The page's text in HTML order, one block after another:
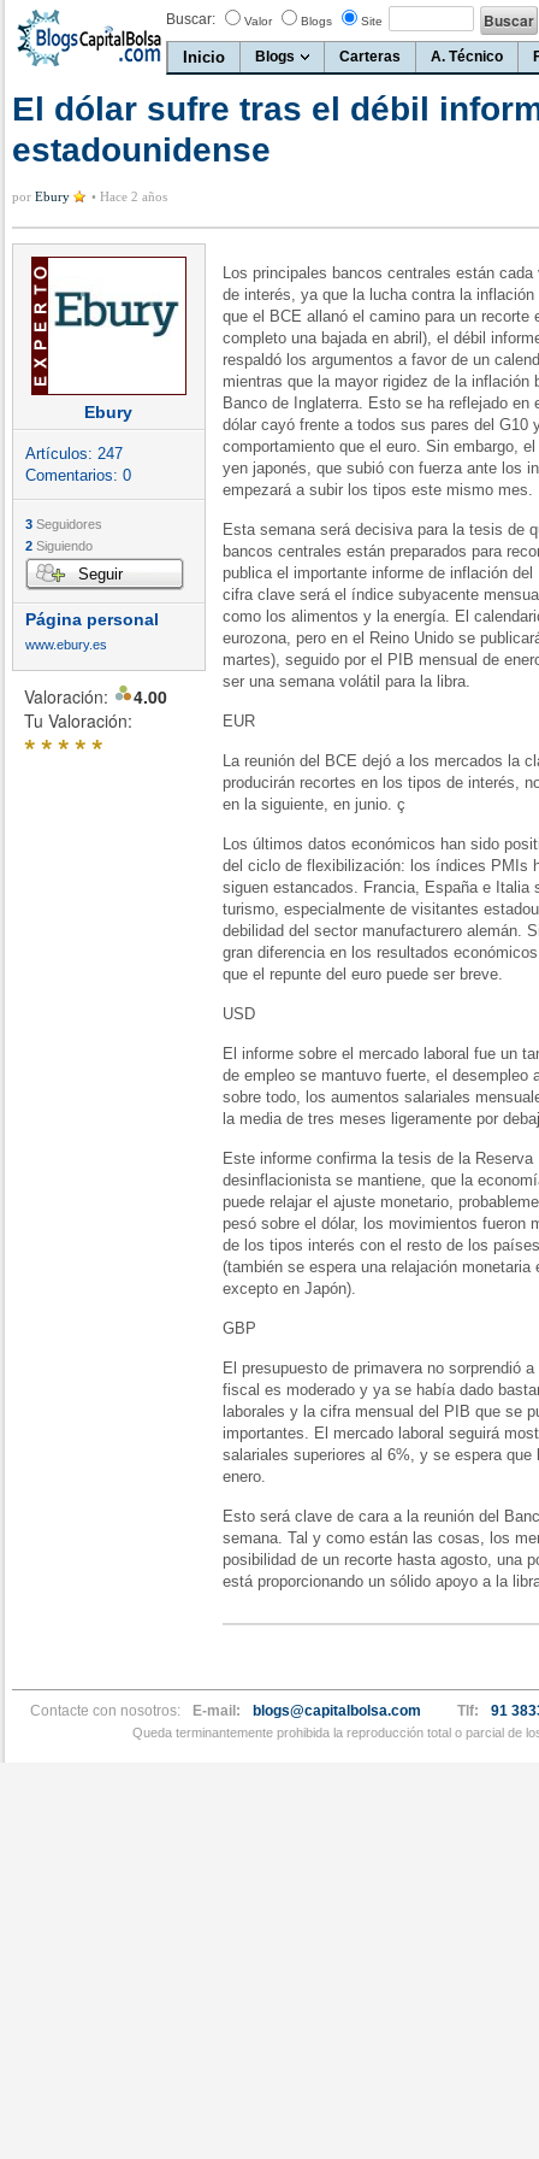
Buscar: Valor Blogs Site
Inicio Blogs Carteras A. Técnico
El dólar sufre tras el débil
estadounidense
por Ebury • Hace 2 años
Ebury
Artículos: 247
Comentarios: 0
3 Seguidores
2 Siguiendo
Seguir
Página personal
www.ebury.es
Valoración:
4.00
Tu Valoración:
*****
Los principales bancos centrales están
de interés, ya que la lucha contra la
que el BCE allanó el camino para un recorte
completo una bajada en abril), el débil
respaldó los argumentos a favor de un
mientras que la mayor rigidez de la inflación
Banco de Inglaterra. Esto se ha reflejado
dólar cayó frente a todos sus pares del G10
comportamiento que el euro. Sin embargo,
yen japonés, que subió con fuerza ante los
empezará a subir los tipos este mismo mes.
Esta semana será decisiva para la tesis de
bancos centrales están preparados para
publica el importante informe de inflación
cifra clave será el índice subyacente
como los alimentos y la energía. El
eurozona, pero en el Reino Unido se
martes), seguido por el PIB mensual de
ser una semana volátil para la libra.
EUR
La reunión del BCE dejó a los mercados la
producirán recortes en los tipos de interés,
en la siguiente, en junio. ç
Los últimos datos económicos han sido
del ciclo de flexibilización: los índices PMIs
siguen estancados. Francia, España e Italia
turismo, especialmente de visitantes
debilidad del sector manufacturero alemán.
gran diferencia en los resultados
que el repunte del euro puede ser breve.
USD
El informe sobre el mercado laboral fue un
de empleo se mantuvo fuerte, el desempleo
sobre todo, los aumentos salariales
la media de tres meses ligeramente por
Este informe confirma la tesis de la Reserva
desinflacionista se mantiene, que la
puede relajar el ajuste monetario,
pesó sobre el dólar, los movimientos fueron
de los tipos interés con el resto de los
(también se espera una relajación
excepto en Japón).
GBP
El presupuesto de primavera no sorprendió
fiscal es moderado y ya se había dado
laborales y la cifra mensual del PIB que se
importantes. El mercado laboral seguirá
salariales superiores al 6%, y se espera
enero.
Esto será clave de cara a la reunión del
semana. Tal y como están las cosas, los
posibilidad de un recorte hasta agosto, una
está proporcionando un sólido apoyo a la
Contacte con nosotros: E-mail: blogs@capitalbolsa.com Tlf: 91
Queda terminantemente prohibida la reproducción total o parcial de